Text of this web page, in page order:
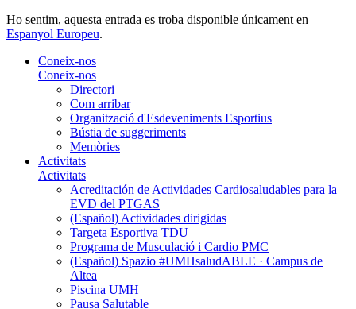
Ho sentim, aquesta entrada es troba disponible únicament en
Espanyol Europeu.
Coneix-nos
Coneix-nos
Directori
Com arribar
Organització d'Esdeveniments Esportius
Bústia de suggeriments
Memòries
Activitats
Activitats
Acreditación de Actividades Cardiosaludables para la
EVD del PTGAS
(Español) Actividades dirigidas
Targeta Esportiva TDU
Programa de Musculació i Cardio PMC
(Español) Spazio #UMHsaludABLE · Campus de
Altea
Piscina UMH
Pausa Salutable